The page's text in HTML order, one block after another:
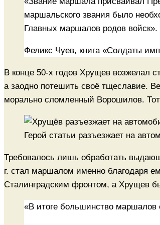
маршальского звания было
Главных маршалов родов войск».
Феликс Чуев, книга «Солдаты
В конце 50-х годов Хрущев возжелал
а заодно потешить своё тщеславие.
морально сломленный Ворошилов.
Герой статьи разъезжает на
Требовалось лишь обработать
г. стал маршалом именно благодаря
Сталинградским фронтом, а Хрущев
«В итоге большинство маршалов